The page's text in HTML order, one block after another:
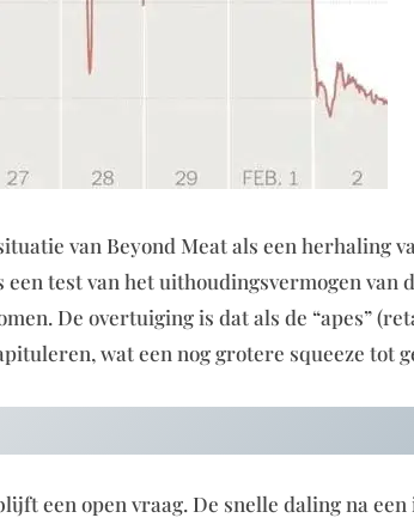
van Beyond Meat als een herhaling
test van het uithoudingsvermogen van
De overtuiging is dat als de “apes”
wat een nog grotere squeeze tot
een open vraag. De snelle daling na